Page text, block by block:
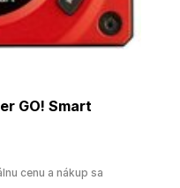
GO! Smart
cenu a nákup sa